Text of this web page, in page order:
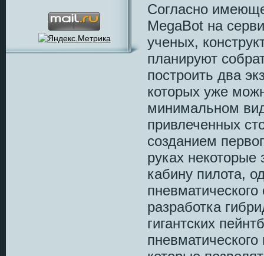
Согласно
MegaBot на
ученых,
планируют
построить два
которых уже
минимальном
привлеченных
созданием
руках некоторые
кабину пилота,
разработка
гигантских